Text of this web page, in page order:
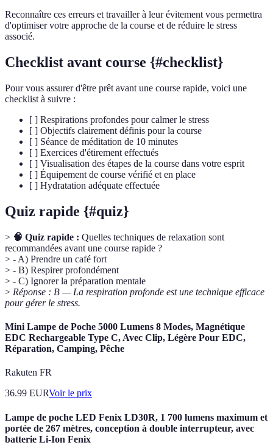
Reconnaître ces erreurs et travailler à leur évitement vous permettra
d'optimiser votre approche de la course et de réduire le stress
associé.
Checklist avant course {#checklist}
Pour vous assurer d'être prêt avant une course rapide, voici une
checklist à suivre :
[ ] Respirations profondes pour calmer le stress
[ ] Objectifs clairement définis pour la course
[ ] Séance de méditation de 10 minutes
[ ] Exercices d'étirement effectués
[ ] Visualisation des étapes de la course dans votre esprit
[ ] Équipement de course vérifié et en place
[ ] Hydratation adéquate effectuée
Quiz rapide {#quiz}
> 🧠 Quiz rapide : Quelles techniques de relaxation sont
recommandées avant une course rapide ?
> - A) Prendre un café fort
> - B) Respirer profondément
> - C) Ignorer la préparation mentale
> Réponse : B — La respiration profonde est une technique efficace
pour gérer le stress.
Mini Lampe de Poche 5000 Lumens 8 Modes, Magnétique
EDC Rechargeable Type C, Avec Clip, Légère Pour EDC,
Réparation, Camping, Pêche
Rakuten FR
36.99 EURVoir le prix
Lampe de poche LED Fenix LD30R, 1 700 lumens maximum et
portée de 267 mètres, conception à double interrupteur, avec
batterie Li-Ion Fenix